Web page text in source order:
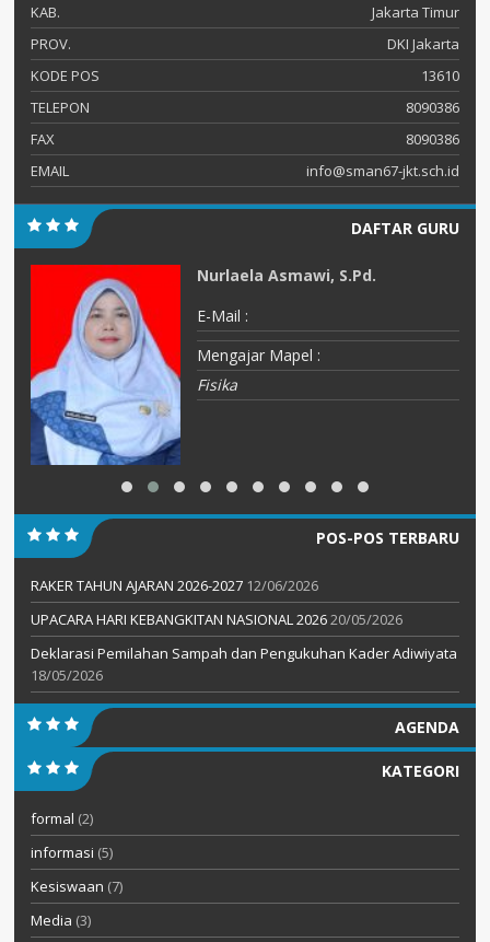
KAB.
Jakarta Timur
PROV.
DKI Jakarta
KODE POS
13610
TELEPON
8090386
FAX
8090386
EMAIL
info@sman67-jkt.sch.id
DAFTAR GURU
Nurlaela Asmawi, S.Pd.
E-Mail :
Mengajar Mapel :
Fisika
POS-POS TERBARU
RAKER TAHUN AJARAN 2026-2027 12/06/2026
UPACARA HARI KEBANGKITAN NASIONAL 202620/05/2026
Deklarasi Pemilahan Sampah dan Pengukuhan Kader Adiwiyata
18/05/2026
AGENDA
KATEGORI
formal (2)
informasi (5)
Kesiswaan (7)
Media (3)